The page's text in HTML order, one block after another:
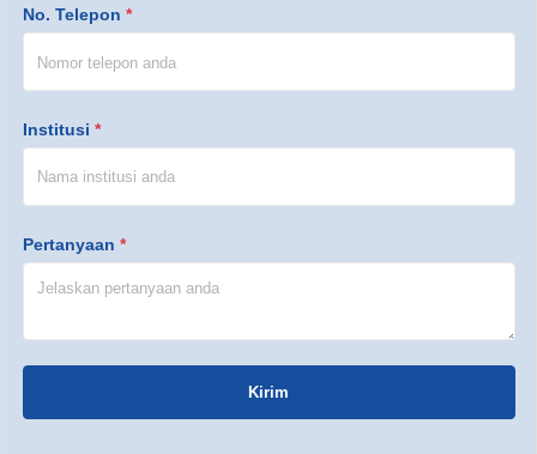
No. Telepon *
Institusi *
Pertanyaan *
Kirim